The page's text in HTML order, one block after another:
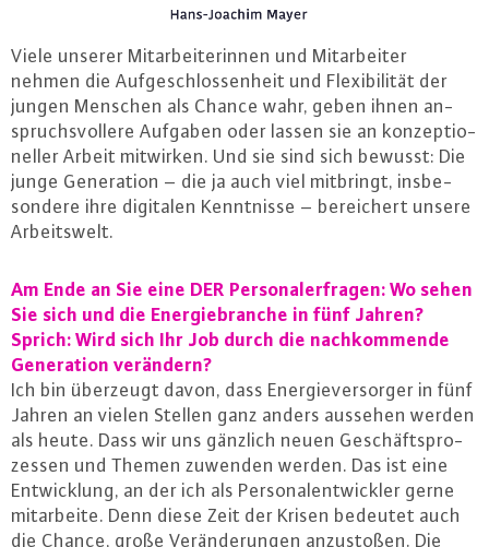
Viele unserer Mit­ar­bei­te­rin­nen und Mit­ar­bei­ter
nehmen die Auf­ge­schlos­sen­heit und Fle­xi­bi­li­tät der
jungen Menschen als Chance wahr, geben ihnen an­
spruchs­vol­le­re Aufgaben oder lassen sie an kon­zep­tio­
nel­ler Arbeit mitwirken. Und sie sind sich bewusst: Die
junge Ge­ne­ra­ti­on – die ja auch viel mitbringt, ins­be­
son­de­re ihre digitalen Kennt­nis­se – be­rei­chert unsere
Ar­beits­welt.
Am Ende an Sie eine DER Per­so­naler­fra­gen: Wo sehen
Sie sich und die En­er­gie­bran­che in fünf Jahren?
Sprich: Wird sich Ihr Job durch die nach­kom­men­de
Ge­ne­ra­ti­on verändern?
Ich bin überzeugt davon, dass En­er­gie­ver­sor­ger in fünf
Jahren an vielen Stellen ganz anders aussehen werden
als heute. Dass wir uns gänzlich neuen Ge­schäfts­pro­
zes­sen und Themen zuwenden werden. Das ist eine
Ent­wick­lung, an der ich als Per­so­nal­ent­wick­ler gerne
mit­ar­bei­te. Denn diese Zeit der Krisen bedeutet auch
die Chance, große Ver­än­de­run­gen an­zu­sto­ßen. Die